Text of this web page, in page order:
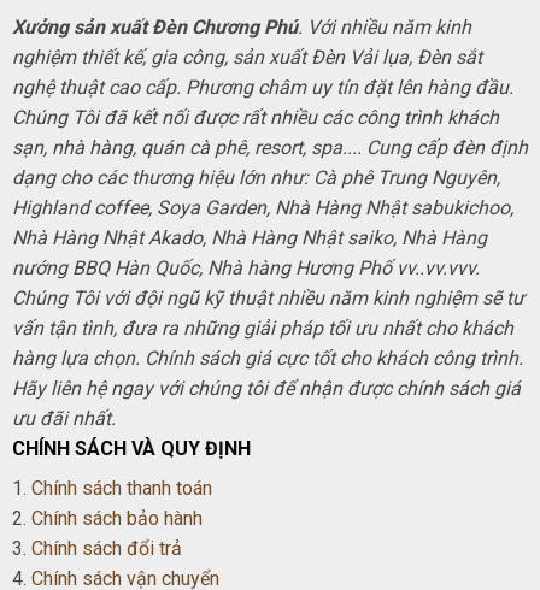
Xưởng sản xuất Đèn Chương Phú. Với nhiều năm kinh
nghiệm thiết kế, gia công, sản xuất Đèn Vải lụa, Đèn sắt
nghệ thuật cao cấp. Phương châm uy tín đặt lên hàng đầu.
Chúng Tôi đã kết nối được rất nhiều các công trình khách
sạn, nhà hàng, quán cà phê, resort, spa.... Cung cấp đèn định
dạng cho các thương hiệu lớn như: Cà phê Trung Nguyên,
Highland coffee, Soya Garden, Nhà Hàng Nhật sabukichoo,
Nhà Hàng Nhật Akado, Nhà Hàng Nhật saiko, Nhà Hàng
nướng BBQ Hàn Quốc, Nhà hàng Hương Phố vv..vv.vvv.
Chúng Tôi với đội ngũ kỹ thuật nhiều năm kinh nghiệm sẽ tư
vấn tận tình, đưa ra những giải pháp tối ưu nhất cho khách
hàng lựa chọn. Chính sách giá cực tốt cho khách công trình.
Hãy liên hệ ngay với chúng tôi để nhận được chính sách giá
ưu đãi nhất.
CHÍNH SÁCH VÀ QUY ĐỊNH
1. Chính sách thanh toán
2. Chính sách bảo hành
3. Chính sách đổi trả
4. Chính sách vận chuyển